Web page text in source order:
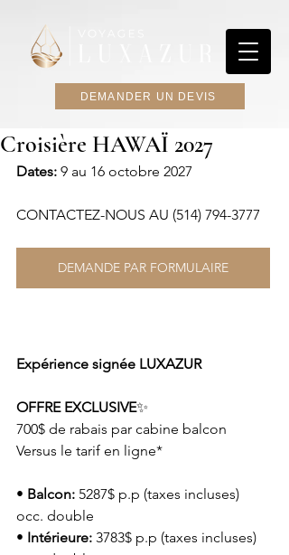
DEMANDER UN DEVIS
Croisière HAWAÏ 2027
Dates: 9 au 16 octobre 2027
CONTACTEZ-NOUS AU (514) 794-3777
DEMANDE PAR FORMULAIRE
Expérience signée LUXAZUR
OFFRE EXCLUSIVE✨️
700$ de rabais par cabine balcon
Versus le tarif en ligne*
• Balcon: 5287$ p.p (taxes incluses)
occ. double
• Intérieure: 3783$ p.p (taxes incluses)